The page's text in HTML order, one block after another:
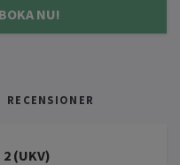
NU!
RECENSIONER
(UKV)